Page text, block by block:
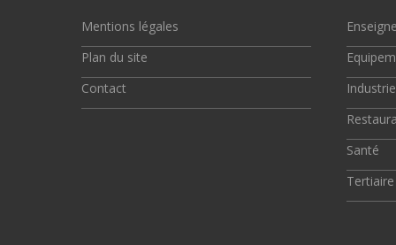
Mentions légales
Plan du site
Contact
Santé
Tertiaire